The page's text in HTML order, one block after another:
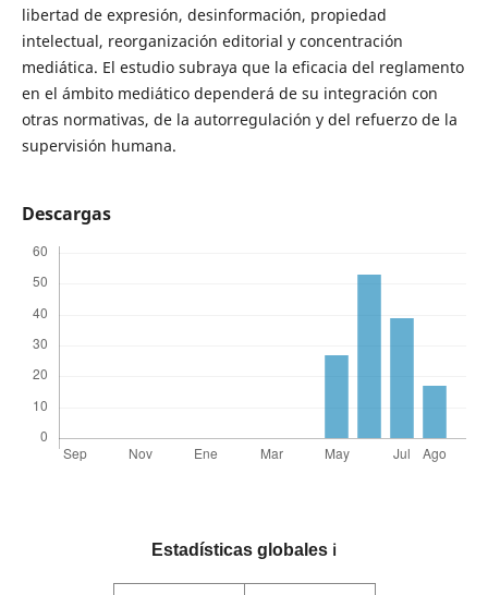
libertad de expresión, desinformación, propiedad
intelectual, reorganización editorial y concentración
mediática. El estudio subraya que la eficacia del reglamento
en el ámbito mediático dependerá de su integración con
otras normativas, de la autorregulación y del refuerzo de la
supervisión humana.
Descargas
Estadísticas globales ℹ️